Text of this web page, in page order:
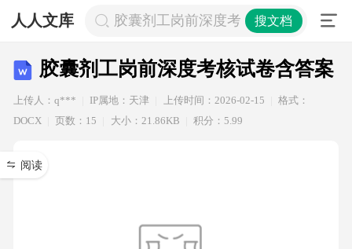
人人文库 胶囊剂工岗前深度考核试卷含答案
搜文档
胶囊剂工岗前深度考核试卷含答案
上传人：q*** IP属地：天津 上传时间：2026-02-15
格式：
DOCX
页数：15 大小：21.86KB 积分：5.99
阅读